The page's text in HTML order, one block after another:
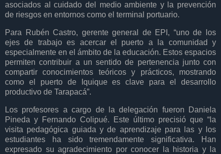
asociados al cuidado del medio ambiente y la prevención
de riesgos en entornos como el terminal portuario.
Para Rubén Castro, gerente general de EPI, “uno de los
ejes de trabajo es acercar el puerto a la comunidad y
especialmente en el ámbito de la educación. Estos espacios
permiten contribuir a un sentido de pertenencia junto con
compartir conocimientos teóricos y prácticos, mostrando
como el puerto de Iquique es clave para el desarrollo
productivo de Tarapacá”.
Los profesores a cargo de la delegación fueron Daniela
Pineda y Fernando Colipué. Este último precisió que “la
visita pedagógica guiada y de aprendizaje para las y los
estudiantes ha sido tremendamente significativa. Han
expresado su agradecimiento por conocer la historia y la